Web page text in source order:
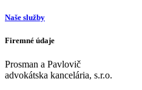
Naše služby
Firemné údaje
Prosman a Pavlovič
advokátska kancelária, s.r.o.